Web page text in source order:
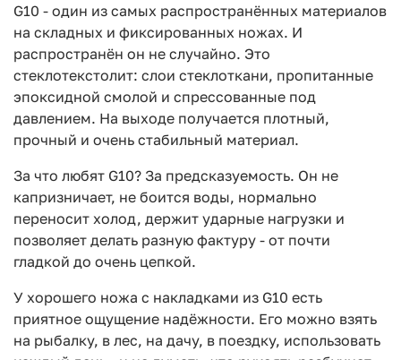
G10 - один из самых распространённых материалов
на складных и фиксированных ножах. И
распространён он не случайно. Это
стеклотекстолит: слои стеклоткани, пропитанные
эпоксидной смолой и спрессованные под
давлением. На выходе получается плотный,
прочный и очень стабильный материал.
За что любят G10? За предсказуемость. Он не
капризничает, не боится воды, нормально
переносит холод, держит ударные нагрузки и
позволяет делать разную фактуру - от почти
гладкой до очень цепкой.
У хорошего ножа с накладками из G10 есть
приятное ощущение надёжности. Его можно взять
на рыбалку, в лес, на дачу, в поездку, использовать